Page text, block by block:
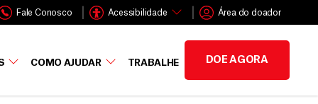
Fale Conosco Acessibilidade Área do doador
COMO AJUDAR TRABALHE DOE AGORA